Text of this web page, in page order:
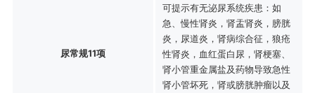
尿常规11项
可提示有无泌尿系统疾患：如
急、慢性肾炎，肾盂肾炎，膀胱
炎，尿道炎，肾病综合征，狼疮
性肾炎，血红蛋白尿，肾梗塞、
肾小管重金属盐及药物导致急性
肾小管坏死，肾或膀胱肿瘤以及